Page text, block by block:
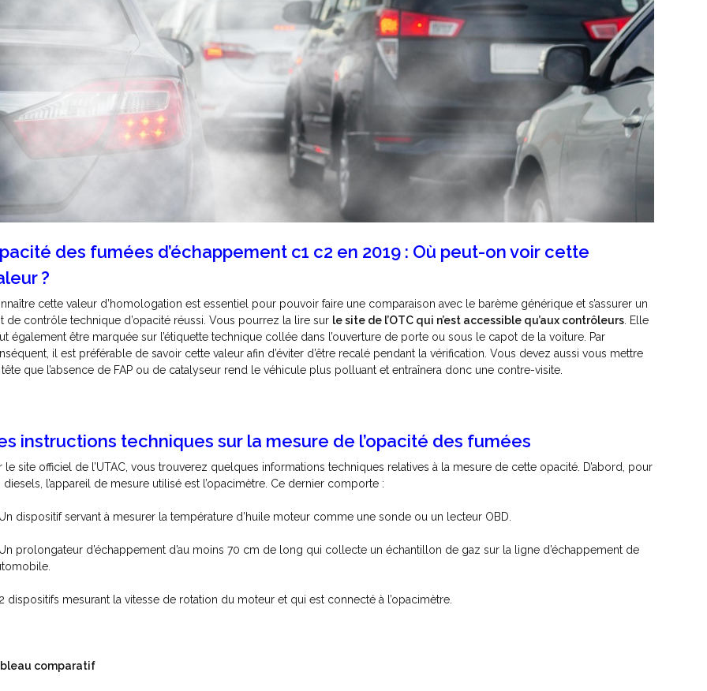
des fumées d’échappement c1 c2 en 2019 : Où peut-on voir cette
?
cette valeur d’homologation est essentiel pour pouvoir faire une comparaison avec le barème générique et s’assurer un
de contrôle technique d’opacité réussi. Vous pourrez la lire sur le site de l’OTC qui n’est accessible qu’aux contrôleurs . Elle
également être marquée sur l’étiquette technique collée dans l’ouverture de porte ou sous le capot de la voiture. Par
il est préférable de savoir cette valeur afin d’éviter d’être recalé pendant la vérification. Vous devez aussi vous mettre
que l’absence de FAP ou de catalyseur rend le véhicule plus polluant et entraînera donc une contre-visite.
instructions techniques sur la mesure de l’opacité des fumées
le site officiel de l’UTAC, vous trouverez quelques informations techniques relatives à la mesure de cette opacité. D’abord, pour
diesels, l’appareil de mesure utilisé est l’opacimètre. Ce dernier comporte :
dispositif servant à mesurer la température d’huile moteur comme une sonde ou un lecteur OBD.
prolongateur d’échappement d’au moins 70 cm de long qui collecte un échantillon de gaz sur la ligne d’échappement de
dispositifs mesurant la vitesse de rotation du moteur et qui est connecté à l’opacimètre.
comparatif